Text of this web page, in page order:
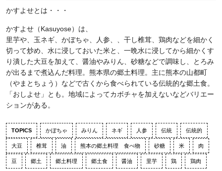
かすよせとは・・・
かすよせ（Kasuyose）は、
里芋や、玉ネギ、かぼちゃ、人参、、干し椎茸、鶏肉などを細かく
切って炒め、水に浸しておいた米と、一晩水に浸してから細かくす
り潰した大豆を加えて、醤油やみりん、砂糖などで調味し、とろみ
が出るまで煮込んだ料理。熊本県の郷土料理。主に熊本の山都町
（やまとちょう）などで古くから食べられている伝統的な郷土食。
「おしよせ」とも。地域によってカボチャを加えないなどバリエー
ションがある。
TOPICS かぼちゃ みりん ネギ 人参 伝統 伝統的
大豆 椎茸 油 熊本の郷土料理 食べ物 砂糖 米 肉
豆 郷土 郷土料理 郷土食 醤油 里芋 鶏 鶏肉